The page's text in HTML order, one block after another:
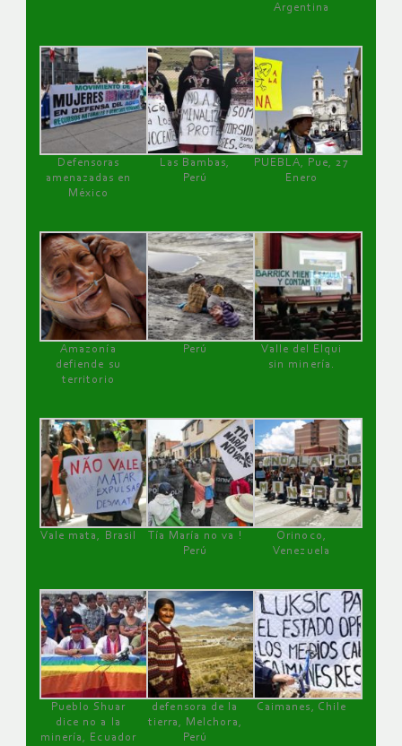
Argentina
Defensoras
amenazadas en
México
Las Bambas,
Perú
PUEBLA, Pue, 27
Enero
Amazonía
defiende su
territorio
Perú
Valle del Elqui
sin minería.
Vale mata, Brasil
Tía María no va !
Perú
Orinoco,
Venezuela
Pueblo Shuar
dice no a la
minería, Ecuador
defensora de la
tierra, Melchora,
Perú
Caimanes, Chile